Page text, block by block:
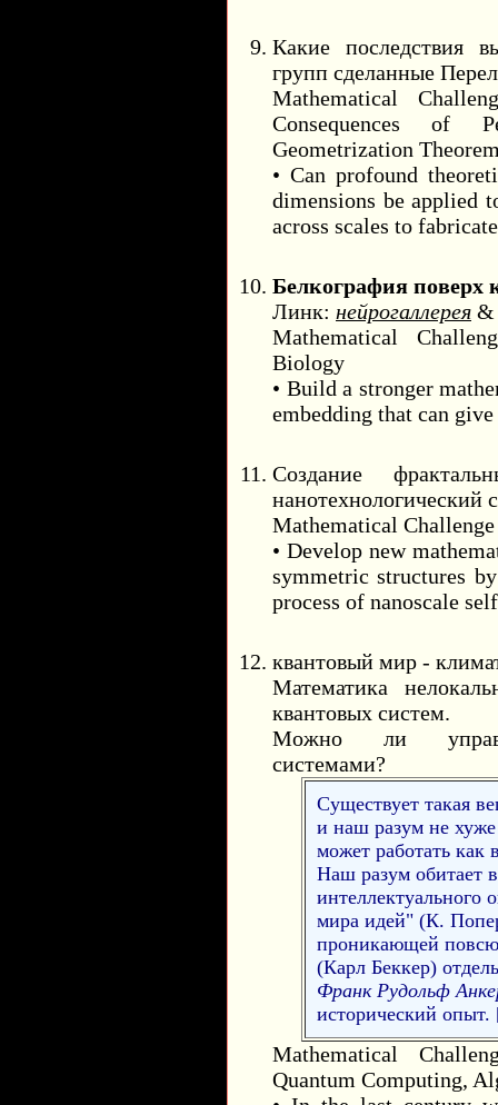
Какие последствия
групп сделанные
Mathematical
Consequences of
Geometrization
• Can profound
dimensions be applied
across scales to
Белкография поверх
Линк: нейрогаллерея
Mathematical
Biology
• Build a stronger
embedding that can
Создание
нанотехнологический
Mathematical
• Develop new
symmetric structures
process of nanoscale
квантовый мир -
Математика
квантовых систем.
Можно ли
системами?
Существует такая
и наш разум не
может работать как
Наш разум обитает
интеллектуального
мира идей" (К.
проникающей
(Карл Беккер)
Франк Рудольф
исторический опыт.
Mathematical
Quantum Computing,